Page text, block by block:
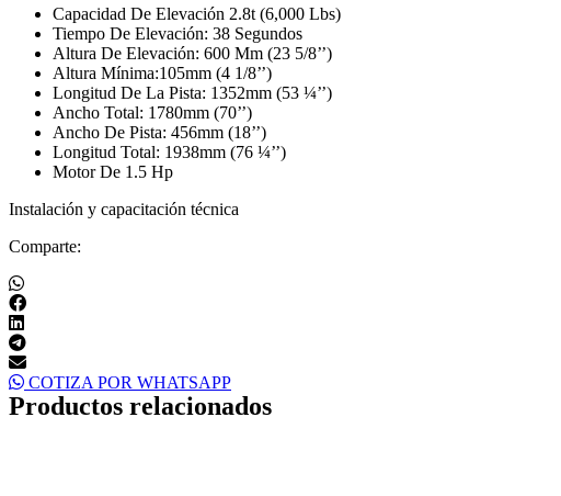
Capacidad De Elevación 2.8t (6,000 Lbs)
Tiempo De Elevación: 38 Segundos
Altura De Elevación: 600 Mm (23 5/8’’)
Altura Mínima:105mm (4 1/8’’)
Longitud De La Pista: 1352mm (53 ¼’’)
Ancho Total: 1780mm (70’’)
Ancho De Pista: 456mm (18’’)
Longitud Total: 1938mm (76 ¼’’)
Motor De 1.5 Hp
Instalación y capacitación técnica
Comparte:
COTIZA POR WHATSAPP
Productos relacionados